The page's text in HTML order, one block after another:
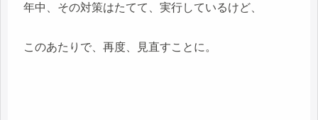
年中、その対策はたてて、実行しているけど、
このあたりで、再度、見直すことに。